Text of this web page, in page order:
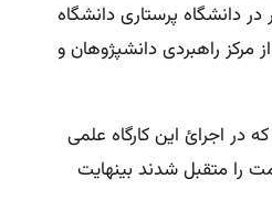
دانشگاه پرستاری دانشگاه
مرکز راهبردی دانشپژوهان و
در اجرائ این کارگاه علمی
را متقبل شدند بینهایت